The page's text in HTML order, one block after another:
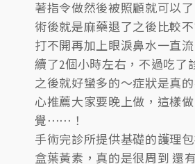
著指令做然後被照顧就可以了
術後就是麻藥退了之後比較
打不開再加上眼淚鼻水一直
續了2個小時左右，不過吃了
之後就好蠻多的～症狀是真
心推薦大家要晚上做，這樣
覺⋯⋯！
手術完診所提供基礎的護理
盒葉黃素，真的是很周到 還